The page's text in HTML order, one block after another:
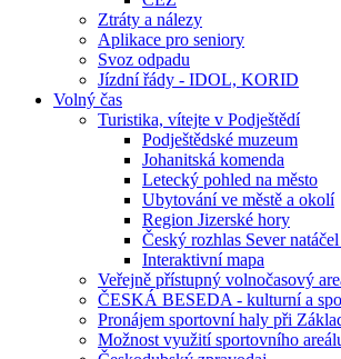
Ztráty a nálezy
Aplikace pro seniory
Svoz odpadu
Jízdní řády - IDOL, KORID
Volný čas
Turistika, vítejte v Podještědí
Podještědské muzeum
Johanitská komenda
Letecký pohled na město
Ubytování ve městě a okolí
Region Jizerské hory
Český rozhlas Sever
Interaktivní mapa
Veřejně přístupný volnočasový
ČESKÁ BESEDA - kulturní a
Pronájem sportovní haly při
Možnost využití sportovního